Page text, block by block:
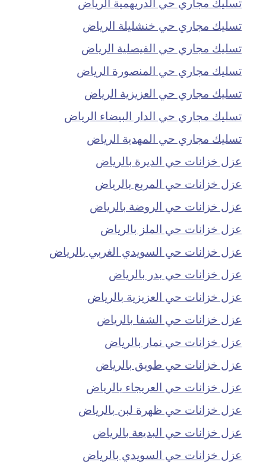
تسليك مجاري حي خنشليلة الرياض
تسليك مجاري حي الفيصلية الرياض
تسليك مجاري حي المنصورة الرياض
تسليك مجاري حي العزيزية الرياض
تسليك مجاري حي الدار البيضاء الرياض
تسليك مجاري حي المهدية الرياض
عزل خزانات حي الديرة بالرياض
عزل خزانات حي المربع بالرياض
عزل خزانات حي الروضة بالرياض
عزل خزانات حي الملز بالرياض
عزل خزانات حي السويدي الغربي بالرياض
عزل خزانات حي بدر بالرياض
عزل خزانات حي العزيزية بالرياض
عزل خزانات حي الشفا بالرياض
عزل خزانات حي نمار بالرياض
عزل خزانات حي طويق بالرياض
عزل خزانات حي العريجاء بالرياض
عزل خزانات حي ظهرة لبن بالرياض
عزل خزانات حي البديعة بالرياض
عزل خزانات حي السويدي بالرياض